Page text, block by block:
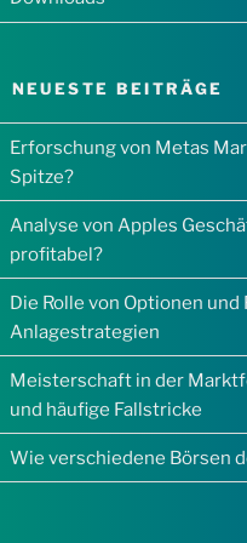
NEUESTE BEITRÄGE
Erforschung von Metas
Spitze?
Analyse von Apples
profitabel?
Die Rolle von Optionen
Anlagestrategien
Meisterschaft in der
und häufige Fallstricke
Wie verschiedene Börsen